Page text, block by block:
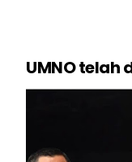
UMNO telah